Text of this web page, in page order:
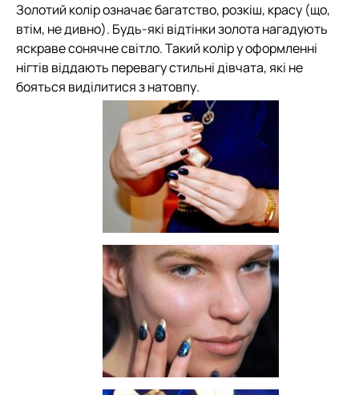
Золотий колір означає багатство, розкіш, красу (що,
втім, не дивно). Будь-які відтінки золота нагадують
яскраве сонячне світло. Такий колір у оформленні
нігтів віддають перевагу стильні дівчата, які не
бояться виділитися з натовпу.